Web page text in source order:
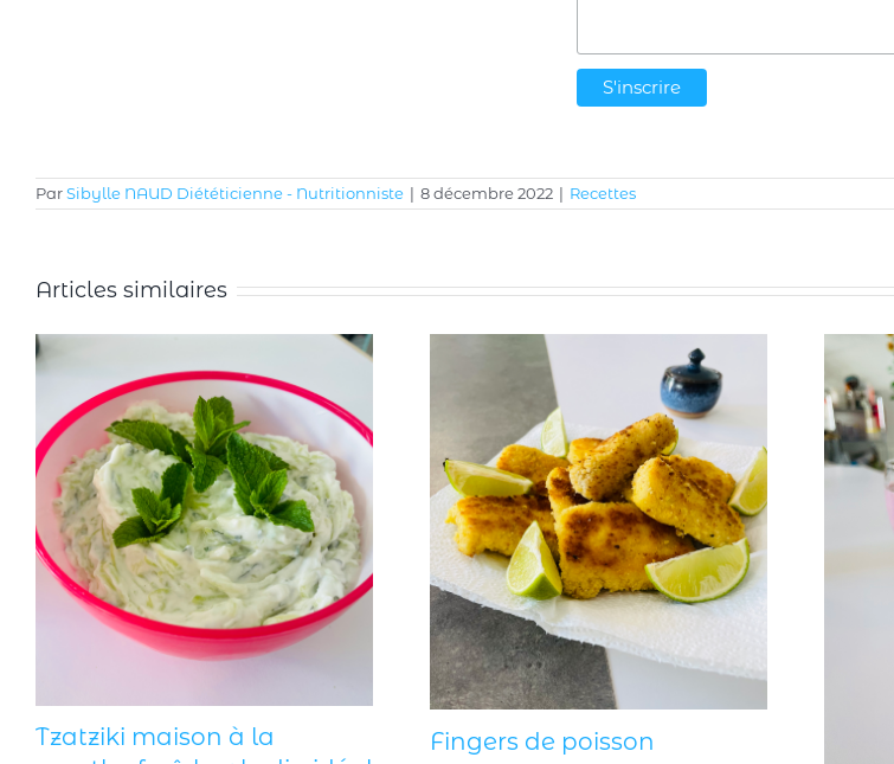
ParSibylle NAUD Diététicienne - Nutritionniste | 8 décembre 2022 | Recettes
Articles similaires
Tzatziki maison à la
Fingers de poisson